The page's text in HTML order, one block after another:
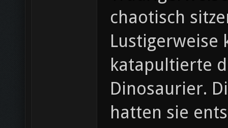
chaotisch
Lustigerweise
katapultierte
Dinosaurier.
hatten sie